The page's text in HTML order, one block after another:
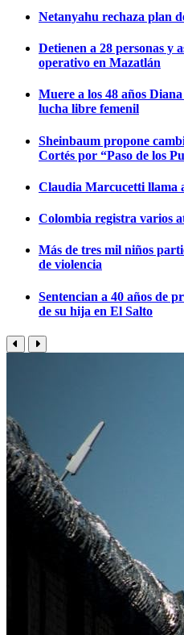
Netanyahu rechaza plan
Detienen a 28 personas y
operativo en Mazatlán
Muere a los 48 años
lucha libre femenil
Sheinbaum propone
Cortés por “Paso de los
Claudia Marcucetti llama
Colombia registra varios
Más de tres mil niños
de violencia
Sentencian a 40 años de
de su hija en El Salto